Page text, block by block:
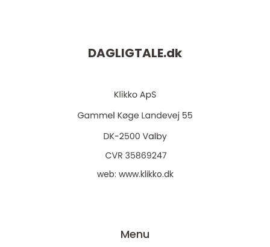
DAGLIGTALE.dk
web: www.klikko.dk
Menu